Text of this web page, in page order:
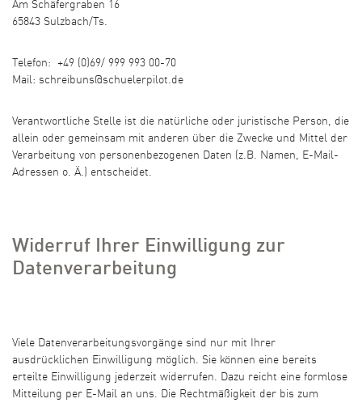
Am Schäfergraben 16
65843 Sulzbach/Ts.
Telefon: +49 (0)69/ 999 993 00-70
Mail: schreibuns@schuelerpilot.de
Verantwortliche Stelle ist die natürliche oder juristische Person, die
allein oder gemeinsam mit anderen über die Zwecke und Mittel der
Verarbeitung von personenbezogenen Daten (z.B. Namen, E-Mail-
Adressen o. Ä.) entscheidet.
Widerruf Ihrer Einwilligung zur
Datenverarbeitung
Viele Datenverarbeitungsvorgänge sind nur mit Ihrer
ausdrücklichen Einwilligung möglich. Sie können eine bereits
erteilte Einwilligung jederzeit widerrufen. Dazu reicht eine formlose
Mitteilung per E-Mail an uns. Die Rechtmäßigkeit der bis zum